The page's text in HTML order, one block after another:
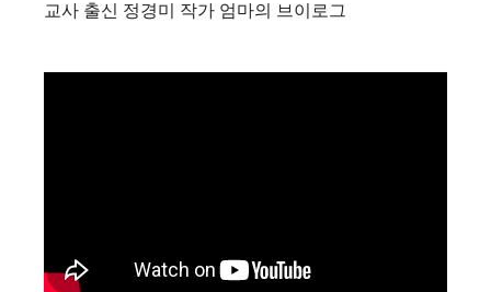
교사 출신 정경미 작가 엄마의 브이로그